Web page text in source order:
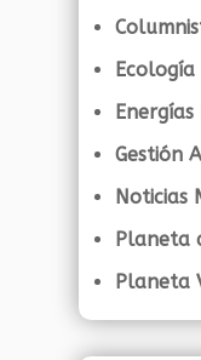
Ecología
Gestión
Noticias
Planeta
Planeta